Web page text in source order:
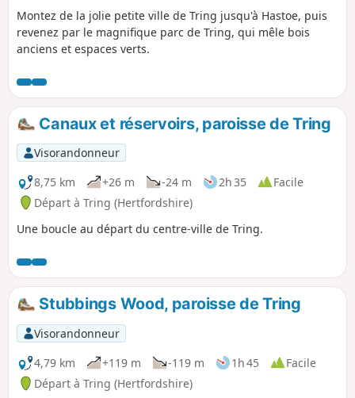
Montez de la jolie petite ville de Tring jusqu'à Hastoe, puis
revenez par le magnifique parc de Tring, qui mêle bois
anciens et espaces verts.
Canaux et réservoirs, paroisse de Tring
Visorandonneur
8,75 km
+26 m -24 m 2h 35
Facile
Départ à Tring (Hertfordshire)
Une boucle au départ du centre-ville de Tring.
Stubbings Wood, paroisse de Tring
Visorandonneur
4,79 km
+119 m -119 m 1h 45
Facile
Départ à Tring (Hertfordshire)